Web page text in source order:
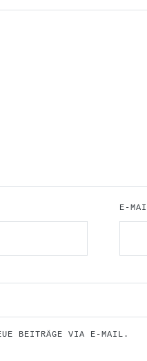
E-
BEITRÄGE VIA E-MAIL.